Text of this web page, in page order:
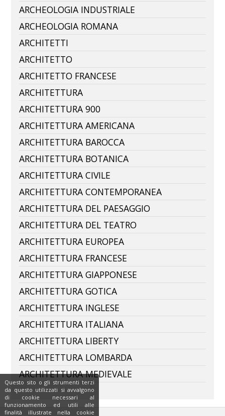
Questo sito o gli strumenti terzi
da questo utilizzati si avvalgono
di cookie necessari al
funzionamento ed utili alle
finalità illustrate nella cookie
ARCHEOLOGIA INDUSTRIALE
ARCHEOLOGIA ROMANA
ARCHITETTI
ARCHITETTO
ARCHITETTO FRANCESE
ARCHITETTURA
ARCHITETTURA 900
ARCHITETTURA AMERICANA
ARCHITETTURA BAROCCA
ARCHITETTURA BOTANICA
ARCHITETTURA CIVILE
ARCHITETTURA CONTEMPORANEA
ARCHITETTURA DEL PAESAGGIO
ARCHITETTURA DEL TEATRO
ARCHITETTURA EUROPEA
ARCHITETTURA FRANCESE
ARCHITETTURA GIAPPONESE
ARCHITETTURA GOTICA
ARCHITETTURA INGLESE
ARCHITETTURA ITALIANA
ARCHITETTURA LIBERTY
ARCHITETTURA LOMBARDA
ARCHITETTURA MEDIEVALE